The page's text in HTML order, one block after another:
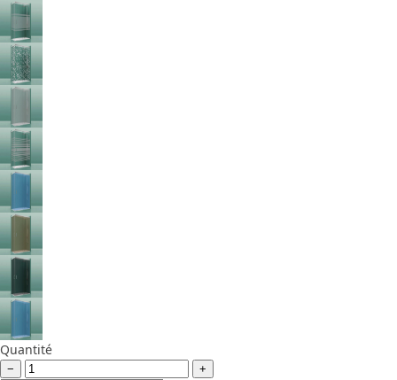
Quantité
− +